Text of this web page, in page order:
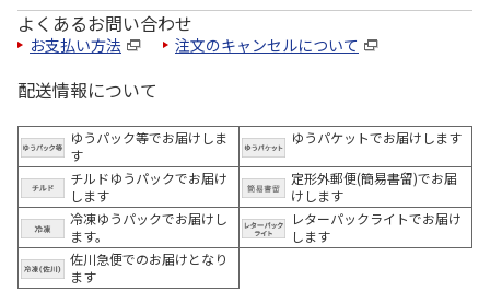
よくあるお問い合わせ
お支払い方法 注文のキャンセルについて
配送情報について
ゆうパック等でお届けしま
す
ゆうパケットでお届けします
チルドゆうパックでお届け
します
定形外郵便(簡易書留)でお届
けします
冷凍ゆうパックでお届けし
ます。
レターパックライトでお届け
します
佐川急便でのお届けとなり
ます